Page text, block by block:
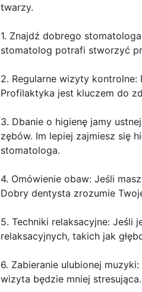
twarzy.
1. Znajdź dobrego
stomatolog potrafi stworzyć
2. Regularne wizyty
Profilaktyka jest kluczem do
3. Dbanie o higienę jamy
zębów. Im lepiej zajmiesz się
stomatologa.
4. Omówienie obaw: Jeśli
Dobry dentysta zrozumie
5. Techniki relaksacyjne: Jeśli
relaksacyjnych, takich jak
6. Zabieranie ulubionej
wizyta będzie mniej